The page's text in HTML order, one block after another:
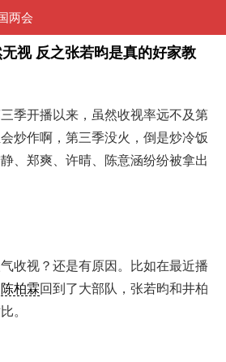
两会
视 反之张若昀是真的好家教
三季开播以来，虽然收视率远不及第
炒作啊，第三季没火，倒是炒冷饭
、郑爽、许晴、陈意涵纷纷被拿出
收视？还是有原因。比如在最近播
陈柏霖回到了大部队，张若昀和井柏
。